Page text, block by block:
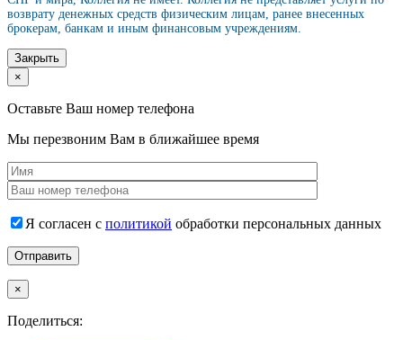
возврату денежных средств физическим лицам, ранее внесенных
брокерам, банкам и иным финансовым учреждениям.
Закрыть
×
Оставьте Ваш номер телефона
Мы перезвоним Вам в ближайшее время
Я согласен с политикой обработки персональных данных
×
Поделиться: